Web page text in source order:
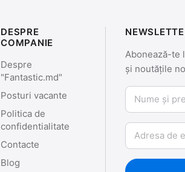
DESPRE
COMPANIE
Despre
"Fantastic.md"
Posturi vacante
Politica de
confidentialitate
Contacte
Blog
Abonează-te
și noutățile
Nume și
Email